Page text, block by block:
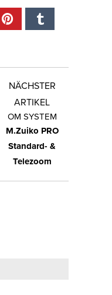
NÄCHSTER
ARTIKEL
OM SYSTEM
M.Zuiko PRO
Standard- &
Telezoom